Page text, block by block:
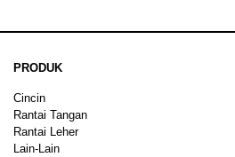
PRODUK
Cincin
Rantai Tangan
Rantai Leher
Lain-Lain